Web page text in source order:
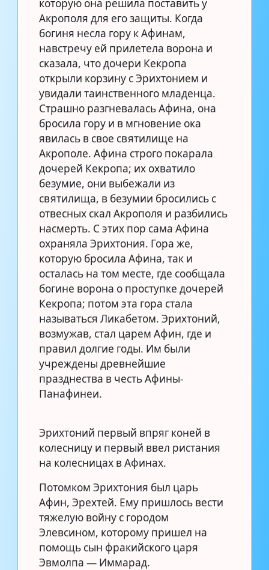
которую она решила поставить у
Акрополя для его защиты. Когда
богиня несла гору к Афинам,
навстречу ей прилетела ворона и
сказала, что дочери Кекропа
открыли корзину с Эрихтонием и
увидали таинственного младенца.
Страшно разгневалась Афина, она
бросила гору и в мгновение ока
явилась в свое святилище на
Акрополе. Афина строго покарала
дочерей Кекропа; их охватило
безумие, они выбежали из
святилища, в безумии бросились с
отвесных скал Акрополя и разбились
насмерть. С этих пор сама Афина
охраняла Эрихтония. Гора же,
которую бросила Афина, так и
осталась на том месте, где сообщала
богине ворона о проступке дочерей
Кекропа; потом эта гора стала
называться Ликабетом. Эрихтоний,
возмужав, стал царем Афин, где и
правил долгие годы. Им были
учреждены древнейшие
празднества в честь Афины-
Панафинеи.
Эрихтоний первый впряг коней в
колесницу и первый ввел ристания
на колесницах в Афинах.
Потомком Эрихтония был царь
Афин, Эрехтей. Ему пришлось вести
тяжелую войну с городом
Элевсином, которому пришел на
помощь сын фракийского царя
Эвмолпа — Иммарад.